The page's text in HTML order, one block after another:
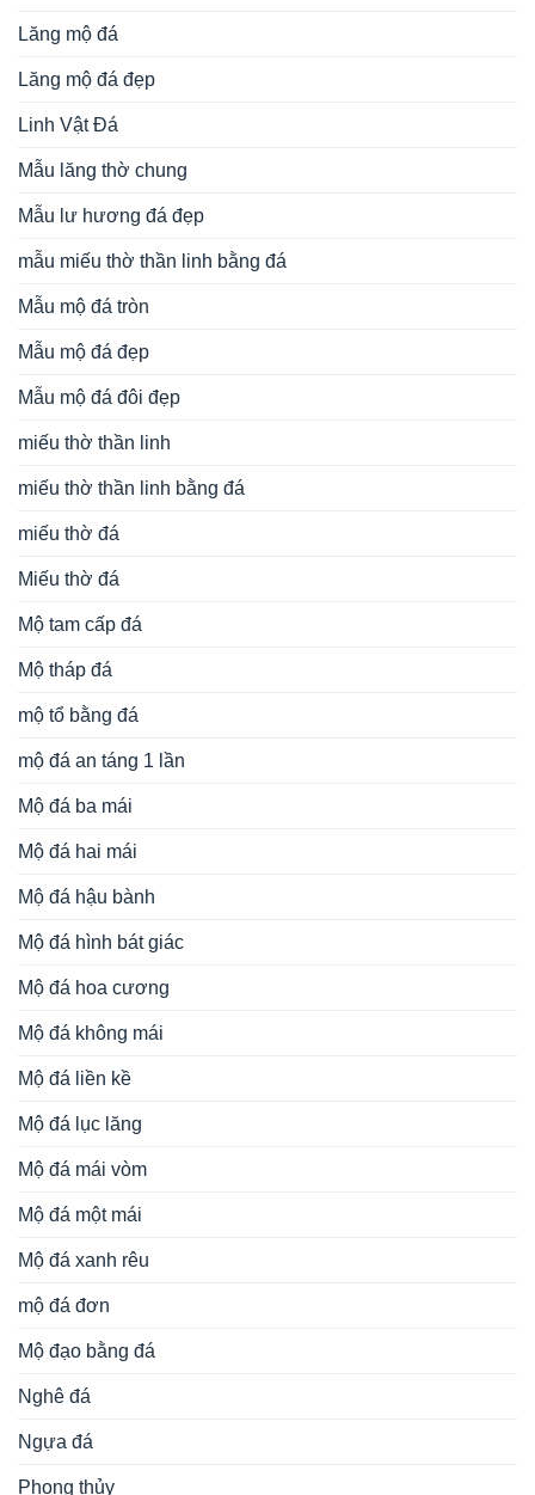
Lăng mộ đá
Lăng mộ đá đẹp
Linh Vật Đá
Mẫu lăng thờ chung
Mẫu lư hương đá đẹp
mẫu miếu thờ thần linh bằng đá
Mẫu mộ đá tròn
Mẫu mộ đá đẹp
Mẫu mộ đá đôi đẹp
miếu thờ thần linh
miếu thờ thần linh bằng đá
miếu thờ đá
Miếu thờ đá
Mộ tam cấp đá
Mộ tháp đá
mộ tổ bằng đá
mộ đá an táng 1 lần
Mộ đá ba mái
Mộ đá hai mái
Mộ đá hậu bành
Mộ đá hình bát giác
Mộ đá hoa cương
Mộ đá không mái
Mộ đá liền kề
Mộ đá lục lăng
Mộ đá mái vòm
Mộ đá một mái
Mộ đá xanh rêu
mộ đá đơn
Mộ đạo bằng đá
Nghê đá
Ngựa đá
Phong thủy